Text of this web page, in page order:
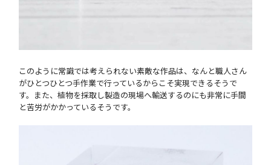
このように常識では考えられない素敵な作品は、なんと職人さん
がひとつひとつ手作業で行っているからこそ実現できるそうで
す。また、植物を採取し製造の現場へ輸送するのにも非常に手間
と苦労がかかっているそうです。